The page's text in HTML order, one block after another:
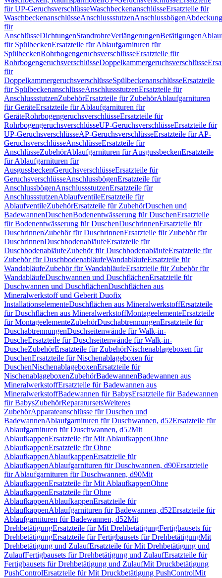
für UP-GeruchsverschlüsseWaschbeckenanschlüsseErsatzteile für
WaschbeckenanschlüsseAnschlussstutzenAnschlussbögen
für
AnschlüsseDichtungenStandrohreVerlängerungenBetätigungen
für SpülbeckenErsatzteile für Ablaufgarnituren für
SpülbeckenRohrbogengeruchsverschlüsseErsatzteile für
RohrbogengeruchsverschlüsseDoppelkammergeruchsverschlüsse
für
DoppelkammergeruchsverschlüsseSpülbeckenanschlüsseErsatzteile
für SpülbeckenanschlüsseAnschlussstutzenErsatzteile für
AnschlussstutzenZubehörErsatzteile für ZubehörAblaufgarnituren
für GeräteErsatzteile für Ablaufgarnituren für
GeräteRohrbogengeruchsverschlüsseErsatzteile für
RohrbogengeruchsverschlüsseUP-GeruchsverschlüsseErsatzteile für
UP-GeruchsverschlüsseAP-GeruchsverschlüsseErsatzteile für AP-
GeruchsverschlüsseAnschlüsseErsatzteile für
AnschlüsseZubehörAblaufgarnituren für AusgussbeckenErsatzteile
für Ablaufgarnituren für
AusgussbeckenGeruchsverschlüsseErsatzteile für
GeruchsverschlüsseAnschlussbögenErsatzteile für
AnschlussbögenAnschlussstutzenErsatzteile für
AnschlussstutzenAblaufventileErsatzteile für
AblaufventileZubehörErsatzteile für ZubehörDuschen und
BadewannenDuschenBodenentwässerung für DuschenErsatzteile
für Bodenentwässerung für DuschenDuschrinnenErsatzteile für
DuschrinnenZubehör für DuschrinnenErsatzteile für Zubehör für
DuschrinnenDuschbodenabläufeErsatzteile für
DuschbodenabläufeZubehör für DuschbodenabläufeErsatzteile für
Zubehör für DuschbodenabläufeWandabläufeErsatzteile für
WandabläufeZubehör für WandabläufeErsatzteile für Zubehör für
WandabläufeDuschwannen und DuschflächenErsatzteile für
Duschwannen und DuschflächenDuschflächen aus
Mineralwerkstoff und Geberit Duofix
InstallationselementeDuschflächen aus MineralwerkstoffErsatzteile
für Duschflächen aus MineralwerkstoffMontageelementeErsatzteile
für MontageelementeZubehörDuschabtrennungenErsatzteile für
DuschabtrennungenDuschseitenwände für Walk-in-
DuscheErsatzteile für Duschseitenwände für Walk-in-
DuscheZubehörErsatzteile für ZubehörNischenablageboxen für
DuschenErsatzteile für Nischenablageboxen für
DuschenNischenablageboxenErsatzteile für
NischenablageboxenZubehörBadewannenBadewannen aus
MineralwerkstoffErsatzteile für Badewannen aus
MineralwerkstoffBadewannen für BabysErsatzteile für Badewannen
für BabysZubehörReparatursetsWeiteres
ZubehörApparateanschlüsse für Duschen und
BadewannenAblaufgarnituren für Duschwannen, d52Ersatzteile für
Ablaufgarnituren für Duschwannen, d52Mit
AblaufkappenErsatzteile für Mit AblaufkappenOhne
AblaufkappenErsatzteile für Ohne
AblaufkappenAblaufkappenErsatzteile für
AblaufkappenAblaufgarnituren für Duschwannen, d90Ersatzteile
für Ablaufgarnituren für Duschwannen, d90Mit
AblaufkappenErsatzteile für Mit AblaufkappenOhne
AblaufkappenErsatzteile für Ohne
AblaufkappenAblaufkappenErsatzteile für
AblaufkappenAblaufgarnituren für Badewannen, d52Ersatzteile für
Ablaufgarnituren für Badewannen, d52Mit
DrehbetätigungErsatzteile für Mit DrehbetätigungFertigbausets für
DrehbetätigungErsatzteile für Fertigbausets für DrehbetätigungMit
Drehbetätigung und ZulaufErsatzteile für Mit Drehbetätigung und
ZulaufFertigbausets für Drehbetätigung und ZulaufErsatzteile für
Fertigbausets für Drehbetätigung und ZulaufMit Druckbetätigung
PushControlErsatzteile für Mit Druckbetätigung PushControlMit